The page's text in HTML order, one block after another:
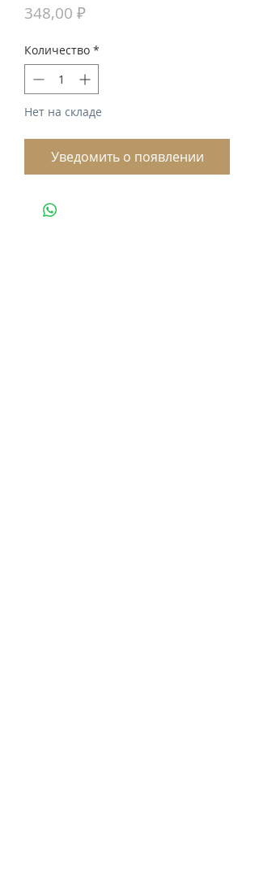
348,00 ₽Цена
Количество *
Нет на складе
Уведомить о появлении